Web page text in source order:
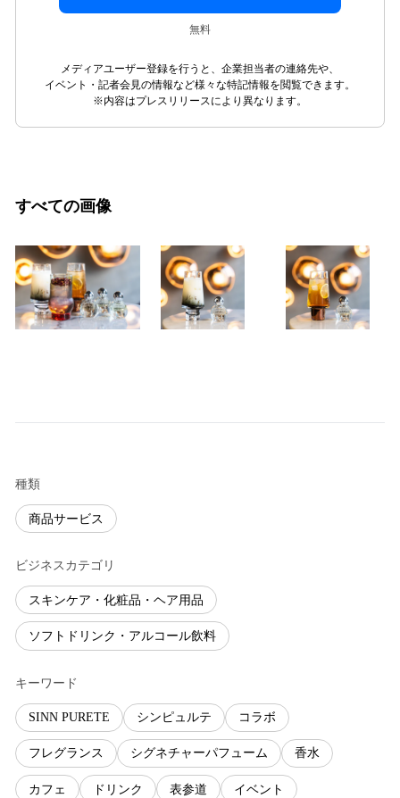
無料
メディアユーザー登録を行うと、企業担当者の連絡先や、
イベント・記者会見の情報など様々な特記情報を閲覧できます。
※内容はプレスリリースにより異なります。
すべての画像
種類
商品サービス
ビジネスカテゴリ
スキンケア・化粧品・ヘア用品
ソフトドリンク・アルコール飲料
キーワード
SINN PURETE シンピュルテ コラボ
フレグランス シグネチャーパフューム 香水
カフェ ドリンク 表参道 イベント